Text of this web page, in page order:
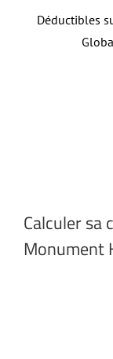
Déductibles
Calculer sa
Monument